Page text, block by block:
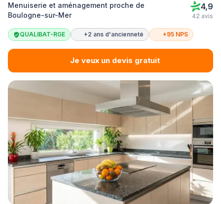
Menuiserie et aménagement proche de
Boulogne-sur-Mer
4,9
42 avis
QUALIBAT-RGE +2 ans d'ancienneté +95 NPS
Je veux un devis gratuit